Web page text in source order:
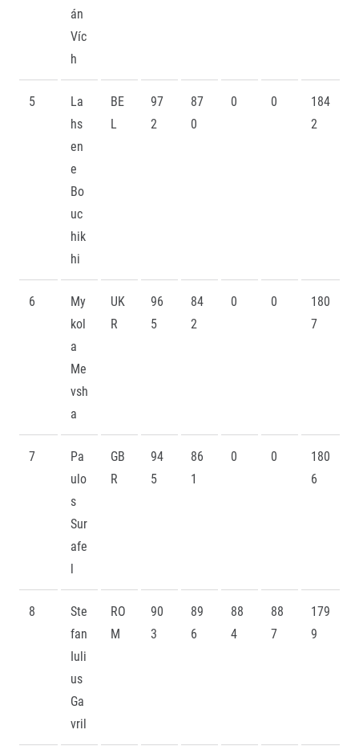
án
Víc
h
5
La
hs
en
e
Bo
uc
hik
hi
BE
L
97
2
87
0
0 0
184
2
6
My
kol
a
Me
vsh
a
UK
R
96
5
84
2
0 0
180
7
7
Pa
ulo
s
Sur
afe
l
GB
R
94
5
86
1
0 0
180
6
8
Ste
fan
Iuli
us
Ga
vril
RO
M
90
3
89
6
88
4
88
7
179
9